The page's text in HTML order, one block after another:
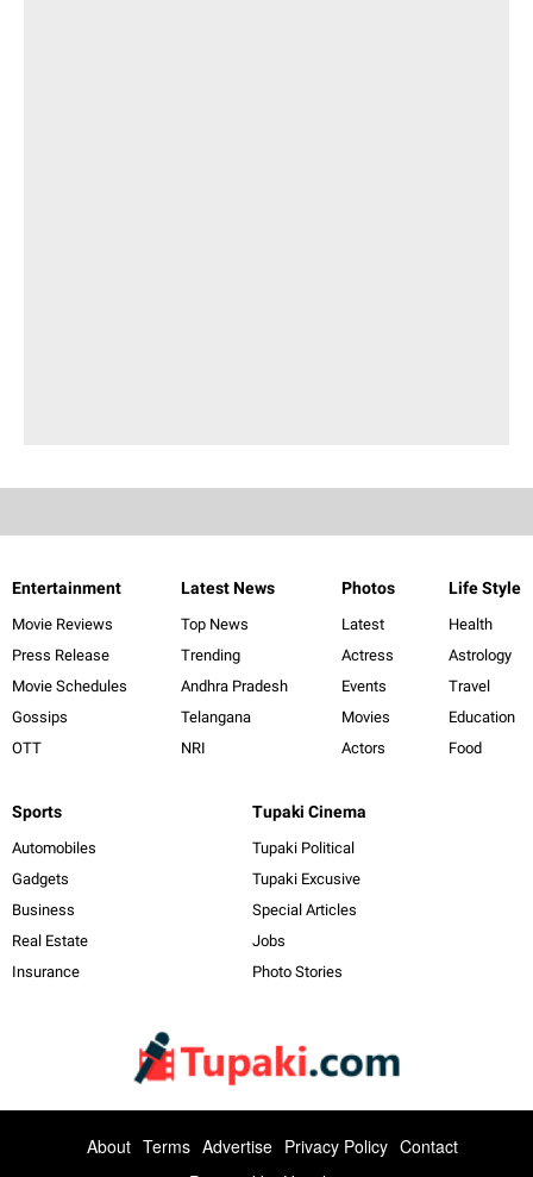
Entertainment
Movie Reviews
Press Release
Movie Schedules
Gossips
OTT
Latest News
Top News
Trending
Andhra Pradesh
Telangana
NRI
Photos
Latest
Actress
Events
Movies
Actors
Life Style
Health
Astrology
Travel
Education
Food
Sports
Automobiles
Gadgets
Business
Real Estate
Insurance
Tupaki Cinema
Tupaki Political
Tupaki Excusive
Special Articles
Jobs
Photo Stories
About Terms Advertise Privacy Policy Contact